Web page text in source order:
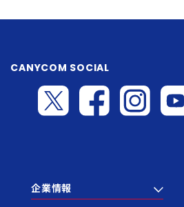
CANYCOM SOCIAL
企業情報